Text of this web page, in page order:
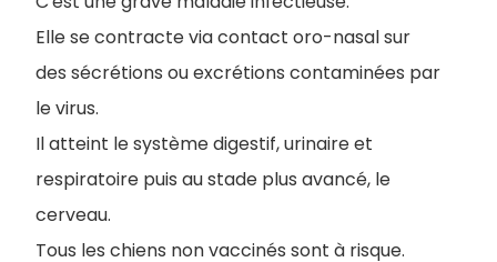
Elle se contracte via contact oro-nasal sur
des sécrétions ou excrétions contaminées par
le virus.
Il atteint le système digestif, urinaire et
respiratoire puis au stade plus avancé, le
cerveau.
Tous les chiens non vaccinés sont à risque.